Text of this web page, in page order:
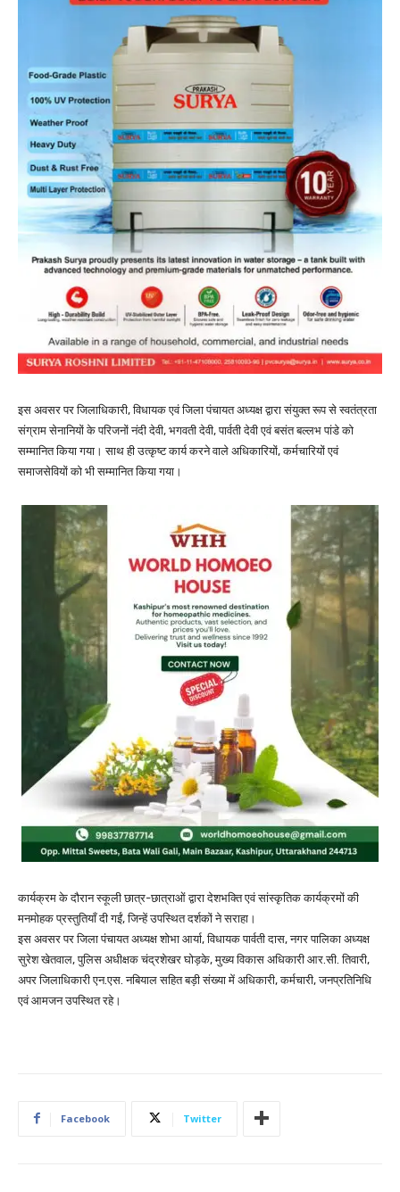
इस अवसर पर जिलाधिकारी, विधायक एवं जिला पंचायत अध्यक्ष द्वारा संयुक्त रूप से स्वतंत्रता
संग्राम सेनानियों के परिजनों नंदी देवी, भगवती देवी, पार्वती देवी एवं बसंत बल्लभ पांडे को
सम्मानित किया गया। साथ ही उत्कृष्ट कार्य करने वाले अधिकारियों, कर्मचारियों एवं
समाजसेवियों को भी सम्मानित किया गया।
कार्यक्रम के दौरान स्कूली छात्र-छात्राओं द्वारा देशभक्ति एवं सांस्कृतिक कार्यक्रमों की
मनमोहक प्रस्तुतियाँ दी गईं, जिन्हें उपस्थित दर्शकों ने सराहा।
इस अवसर पर जिला पंचायत अध्यक्ष शोभा आर्या, विधायक पार्वती दास, नगर पालिका अध्यक्ष
सुरेश खेतवाल, पुलिस अधीक्षक चंद्रशेखर घोड़के, मुख्य विकास अधिकारी आर.सी. तिवारी,
अपर जिलाधिकारी एन.एस. नबियाल सहित बड़ी संख्या में अधिकारी, कर्मचारी, जनप्रतिनिधि
एवं आमजन उपस्थित रहे।
Facebook Twitter